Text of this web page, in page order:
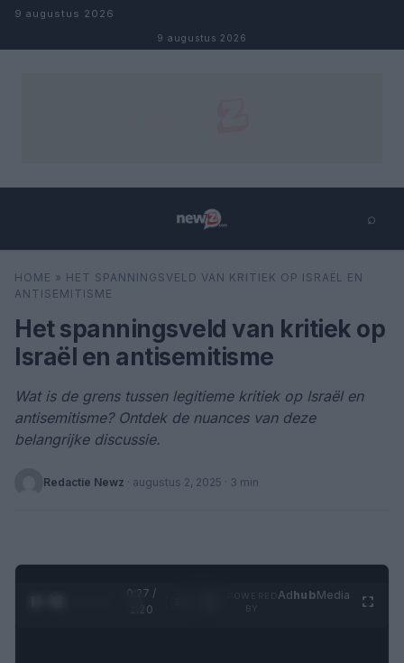
Naar inhoud
9 augustus 2026
9 augustus 2026
⌕
Zoeken ⌕
HOME » HET SPANNINGSVELD VAN KRITIEK OP ISRAËL EN
ANTISEMITISME
Het spanningsveld van kritiek op
Israël en antisemitisme
Wat is de grens tussen legitieme kritiek op Israël en
antisemitisme? Ontdek de nuances van deze
belangrijke discussie.
Redactie Newz · augustus 2, 2025 · 3 min
0:28 /
1:20
AdhubMedia